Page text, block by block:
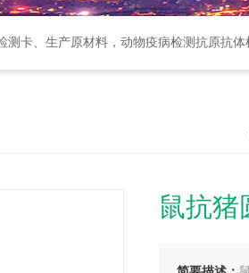
卡、生产原材料，动物疫病检测抗原抗体
鼠抗猪